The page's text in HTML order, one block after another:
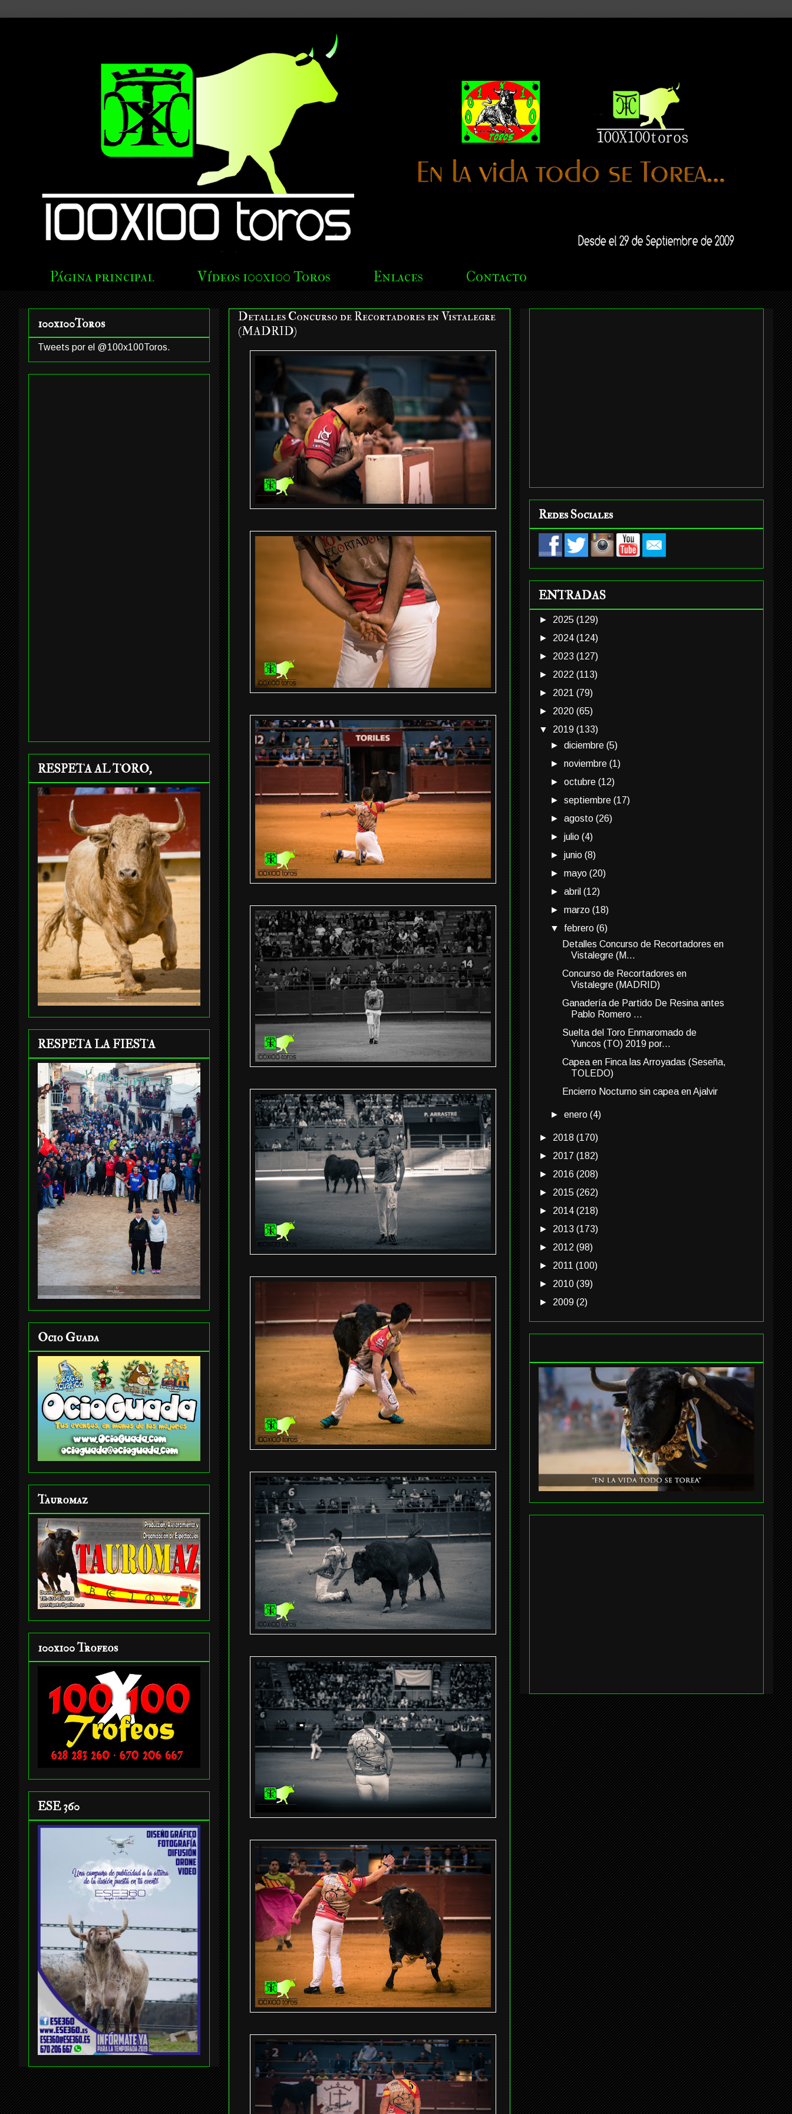
Página principal Vídeos 100x100 Toros Enlaces Contacto
Detalles Concurso de Recortadores en Vistalegre
(MADRID)
100x100Toros
Tweets por el @100x100Toros.
RESPETA AL TORO,
RESPETA LA FIESTA
Ocio Guada
Tauromaz
100x100 Trofeos
ESE 360
Redes Sociales
ENTRADAS
► 2025 (129)
► 2024 (124)
► 2023 (127)
► 2022 (113)
► 2021 (79)
► 2020 (65)
▼ 2019 (133)
►diciembre(5)
►noviembre(1)
►octubre(12)
►septiembre(17)
►agosto(26)
►julio(4)
►junio(8)
►mayo(20)
►abril(12)
►marzo(18)
▼ febrero(6)
Detalles Concurso de Recortadores en
Vistalegre (M...
Concurso de Recortadores en
Vistalegre (MADRID)
Ganadería de Partido De Resina antes
Pablo Romero ...
Suelta del Toro Enmaromado de
Yuncos (TO) 2019 por...
Capea en Finca las Arroyadas (Seseña,
TOLEDO)
Encierro Nocturno sin capea en Ajalvir
►enero(4)
► 2018 (170)
► 2017 (182)
► 2016 (208)
► 2015 (262)
► 2014 (218)
► 2013 (173)
► 2012 (98)
► 2011 (100)
► 2010 (39)
► 2009 (2)